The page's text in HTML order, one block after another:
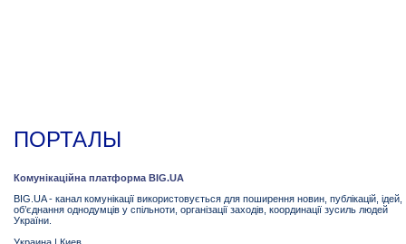
ПОРТАЛЫ
Комунікаційна платформа BIG.UA
BIG.UA - канал комунікації використовується для поширення новин, публікацій, ідей,
об’єднання однодумців у спільноти, організації заходів, координації зусиль людей
України.